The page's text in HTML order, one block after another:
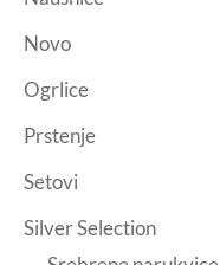
Novo
Ogrlice
Prstenje
Setovi
Silver Selection